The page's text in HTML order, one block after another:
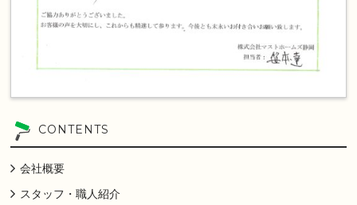
CONTENTS
会社概要
スタッフ・職人紹介